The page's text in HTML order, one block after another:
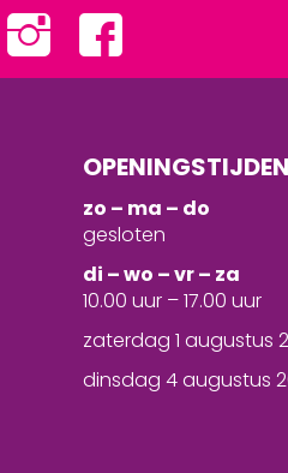
OPENINGSTIJDEN
zo – ma – do
gesloten
di – wo – vr – za
10.00 uur – 17.00 uur
zaterdag 1 augustus
dinsdag 4 augustus